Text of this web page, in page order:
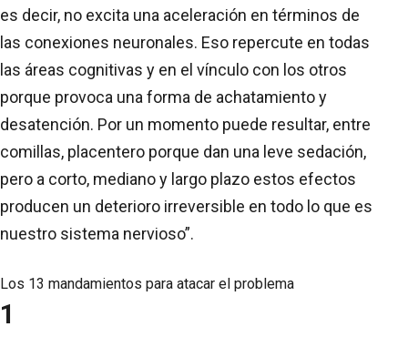
es decir, no excita una aceleración en términos de
las conexiones neuronales. Eso repercute en todas
las áreas cognitivas y en el vínculo con los otros
porque provoca una forma de achatamiento y
desatención. Por un momento puede resultar, entre
comillas, placentero porque dan una leve sedación,
pero a corto, mediano y largo plazo estos efectos
producen un deterioro irreversible en todo lo que es
nuestro sistema nervioso”.
Los 13 mandamientos para atacar el problema
1